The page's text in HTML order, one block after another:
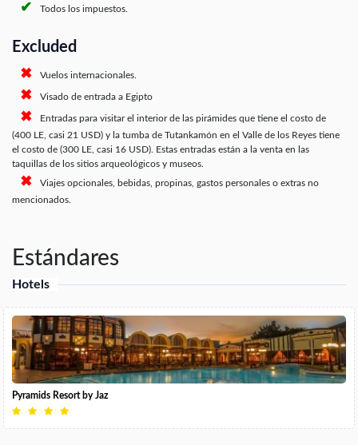
Todos los impuestos.
Excluded
Vuelos internacionales.
Visado de entrada a Egipto
Entradas para visitar el interior de las pirámides que tiene el costo de
(400 LE, casi 21 USD) y la tumba de Tutankamón en el Valle de los Reyes tiene
el costo de (300 LE, casi 16 USD). Estas entradas están a la venta en las
taquillas de los sitios arqueológicos y museos.
Viajes opcionales, bebidas, propinas, gastos personales o extras no
mencionados.
Estándares
Hotels
Pyramids Resort by Jaz